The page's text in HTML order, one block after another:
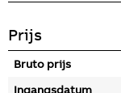
Prijs
Bruto prijs
Ingangsdatum